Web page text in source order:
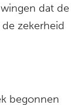
dat de
zekerheid
begonnen